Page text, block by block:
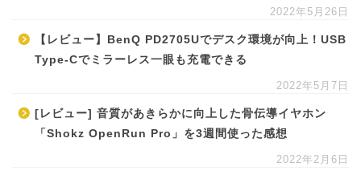
2022年5月26日
【レビュー】BenQ PD2705Uでデスク環境が向上！USB
Type-Cでミラーレス一眼も充電できる
2022年5月7日
[レビュー] 音質があきらかに向上した骨伝導イヤホン
「Shokz OpenRun Pro」を3週間使った感想
2022年2月6日